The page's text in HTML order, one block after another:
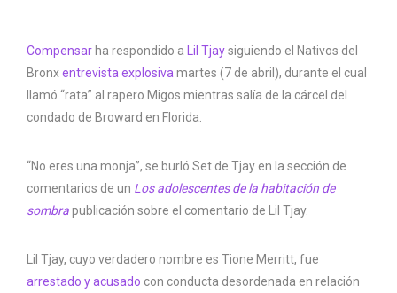
Compensar ha respondido a Lil Tjaysiguiendo el Nativos del
Bronxentrevista explosiva martes (7 de abril), durante el cual
llamó “rata” al rapero Migos mientras salía de la cárcel del
condado de Broward en Florida.
“No eres una monja”, se burló Set de Tjay en la sección de
comentarios de un Los adolescentes de la habitación de
sombrapublicación sobre el comentario de Lil Tjay.
Lil Tjay, cuyo verdadero nombre es Tione Merritt, fue
arrestado y acusado con conducta desordenada en relación